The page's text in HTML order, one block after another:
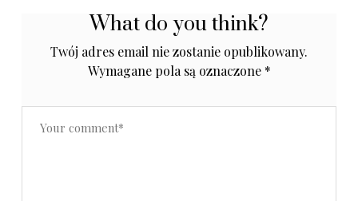
What do you think?
Twój adres email nie zostanie opublikowany.
Wymagane pola są oznaczone *